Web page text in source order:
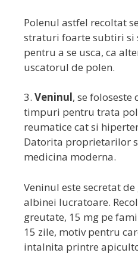
Polenul astfel recoltat
straturi foarte subtiri si
pentru a se usca, ca
uscatorul de polen.
3. Veninul, se foloseste
timpuri pentru trata
reumatice cat si
Datorita proprietarilor
medicina moderna.
Veninul este secretat
albinei lucratoare.
greutate, 15 mg pe
15 zile, motiv pentru
intalnita printre